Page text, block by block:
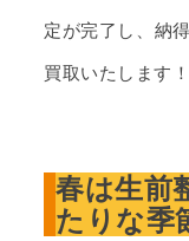
定が完了し、納
買取いたします！
春は生前
たりな季